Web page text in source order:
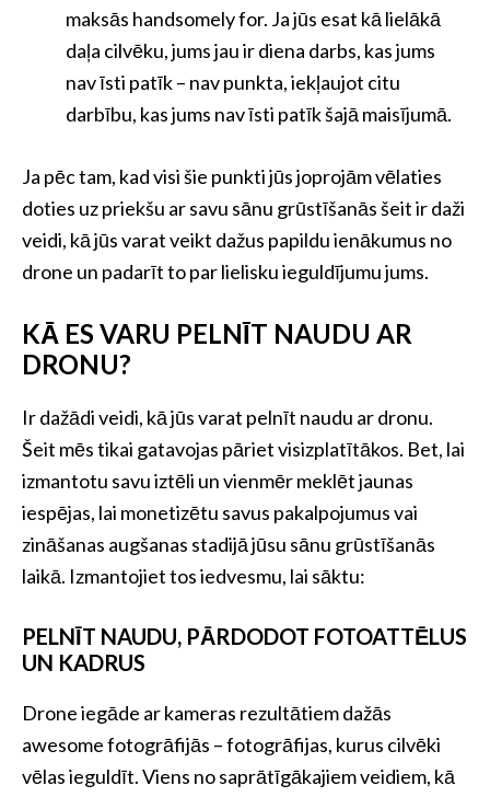
maksās handsomely for. Ja jūs esat kā lielākā
daļa cilvēku, jums jau ir diena darbs, kas jums
nav īsti patīk – nav punkta, iekļaujot citu
darbību, kas jums nav īsti patīk šajā maisījumā.
Ja pēc tam, kad visi šie punkti jūs joprojām vēlaties
doties uz priekšu ar savu sānu grūstīšanās šeit ir daži
veidi, kā jūs varat veikt dažus papildu ienākumus no
drone un padarīt to par lielisku ieguldījumu jums.
KĀ ES VARU PELNĪT NAUDU AR
DRONU?
Ir dažādi veidi, kā jūs varat pelnīt naudu ar dronu.
Šeit mēs tikai gatavojas pāriet visizplatītākos. Bet, lai
izmantotu savu iztēli un vienmēr meklēt jaunas
iespējas, lai monetizētu savus pakalpojumus vai
zināšanas augšanas stadijā jūsu sānu grūstīšanās
laikā. Izmantojiet tos iedvesmu, lai sāktu:
PELNĪT NAUDU, PĀRDODOT FOTOATTĒLUS
UN KADRUS
Drone iegāde ar kameras rezultātiem dažās
awesome fotogrāfijās – fotogrāfijas, kurus cilvēki
vēlas ieguldīt. Viens no saprātīgākajiem veidiem, kā